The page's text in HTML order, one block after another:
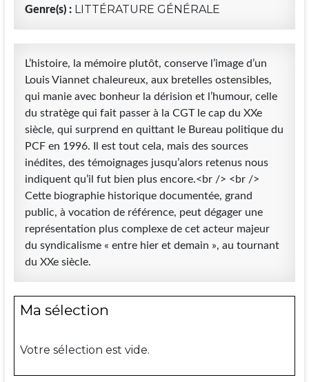
Genre(s) : LITTÉRATURE GÉNÉRALE
L’histoire, la mémoire plutôt, conserve l’image d’un
Louis Viannet chaleureux, aux bretelles ostensibles,
qui manie avec bonheur la dérision et l’humour, celle
du stratège qui fait passer à la CGT le cap du XXe
siècle, qui surprend en quittant le Bureau politique du
PCF en 1996. Il est tout cela, mais des sources
inédites, des témoignages jusqu’alors retenus nous
indiquent qu’il fut bien plus encore.<br /> <br />
Cette biographie historique documentée, grand
public, à vocation de référence, peut dégager une
représentation plus complexe de cet acteur majeur
du syndicalisme « entre hier et demain », au tournant
du XXe siècle.
Ma sélection
Votre sélection est vide.